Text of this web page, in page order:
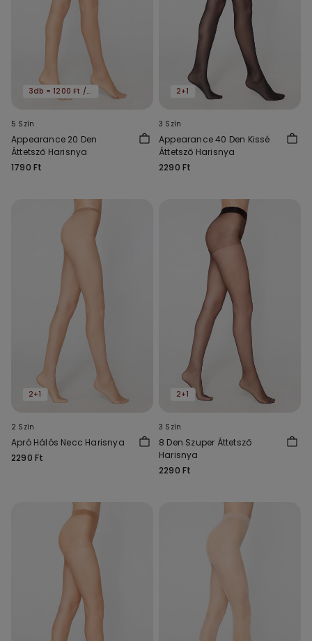
3db = 1200 Ft / db
5 Szín
Appearance 20 Den
Áttetsző Harisnya
1790 Ft
2+1
3 Szín
Appearance 40 Den Kissé
Áttetsző Harisnya
2290 Ft
2+1
2 Szín
Apró Hálós Necc Harisnya
2290 Ft
2+1
3 Szín
8 Den Szuper Áttetsző
Harisnya
2290 Ft